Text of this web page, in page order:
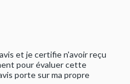
et je certifie n'avoir reçu
pour évaluer cette
porte sur ma propre